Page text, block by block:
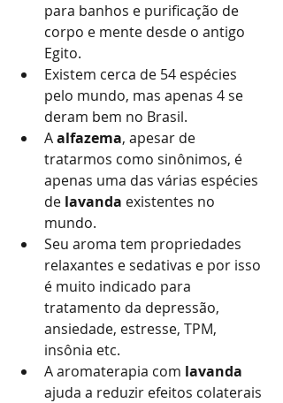
para banhos e purificação de
corpo e mente desde o antigo
Egito.
Existem cerca de 54 espécies
pelo mundo, mas apenas 4 se
deram bem no Brasil.
A alfazema, apesar de
tratarmos como sinônimos, é
apenas uma das várias espécies
de lavanda existentes no
mundo.
Seu aroma tem propriedades
relaxantes e sedativas e por isso
é muito indicado para
tratamento da depressão,
ansiedade, estresse, TPM,
insônia etc.
A aromaterapia com lavanda
ajuda a reduzir efeitos colaterais